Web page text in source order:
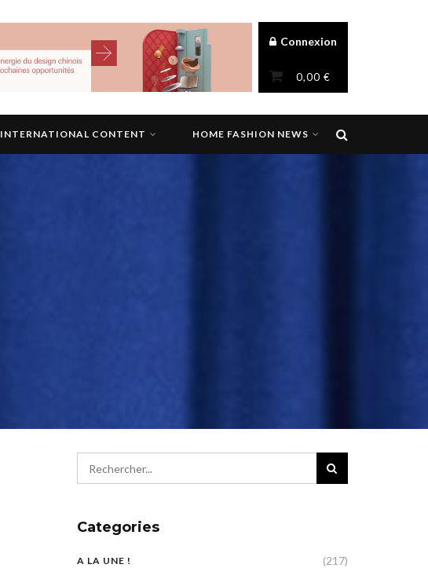
Connexion
0,00 €
INTERNATIONAL CONTENT HOME FASHION NEWS
Categories
A LA UNE ! (217)